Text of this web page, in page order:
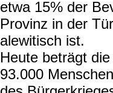
etwa 15% der
Provinz in der
alewitisch ist.
Heute beträgt
93.000